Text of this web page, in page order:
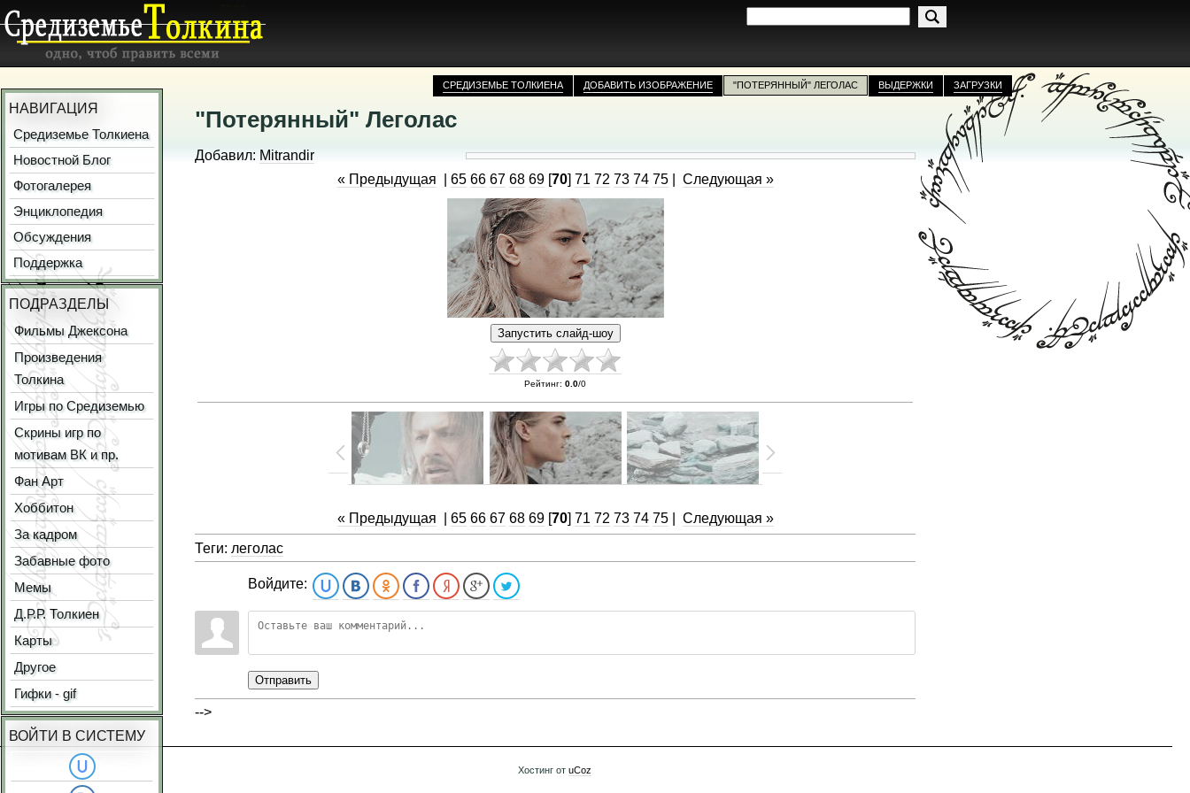
НАВИГАЦИЯ
Средиземье Толкиена
Новостной Блог
Фотогалерея
Энциклопедия
Обсуждения
Поддержка
ПОДРАЗДЕЛЫ
Фильмы Джексона
Произведения
Толкина
Игры по Средиземью
Скрины игр по
мотивам ВК и пр.
Фан Арт
Хоббитон
За кадром
Забавные фото
Мемы
Д.Р.Р. Толкиен
Карты
Другое
Гифки - gif
ВОЙТИ В СИСТЕМУ
"Потерянный" Леголас
Добавил: Mitrandir
« Предыдущая
65 66 67 68 69[70] 71 72 73 74 75| Следующая »
Рейтинг: 0.0/0
« Предыдущая 65 66 67 68 69[70] 71 72 73 74 75| Следующая »
Теги: леголас
Войдите:
Отправить
-->
СРЕДИЗЕМЬЕ ТОЛКИЕНА ДОБАВИТЬ ИЗОБРАЖЕНИЕ "ПОТЕРЯННЫЙ" ЛЕГОЛАС ВЫДЕРЖКИ ЗАГРУЗКИ
Хостинг от uCoz